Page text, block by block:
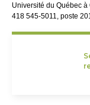
Université du Québec à
418 545-5011, poste